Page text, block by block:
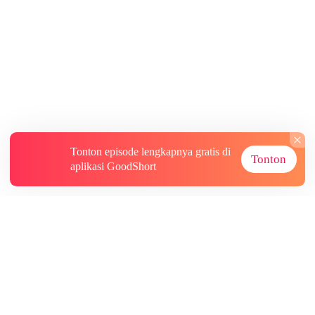
Tonton episode lengkapnya gratis di
aplikasi GoodShort
Tonton